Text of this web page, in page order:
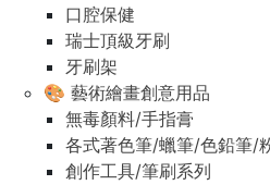
口腔保健
瑞士頂級牙刷
牙刷架
🎨 藝術繪畫創意用品
無毒顏料/手指膏
各式著色筆/蠟筆/色鉛筆/
創作工具/筆刷系列